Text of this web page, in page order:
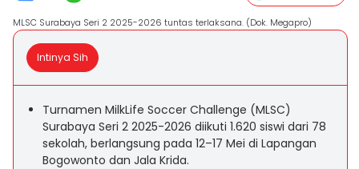
MLSC Surabaya Seri 2 2025-2026 tuntas terlaksana. (Dok. Megapro)
Intinya Sih
Turnamen MilkLife Soccer Challenge (MLSC)
Surabaya Seri 2 2025-2026 diikuti 1.620 siswi dari 78
sekolah, berlangsung pada 12–17 Mei di Lapangan
Bogowonto dan Jala Krida.